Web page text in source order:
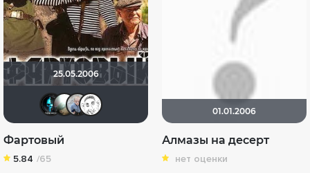
25.05.2006
Алексей Павлов
kiskintay
alamadeusal
Фартовый
5.84 /65
01.01.2006
Алмазы на десерт
нет оценки